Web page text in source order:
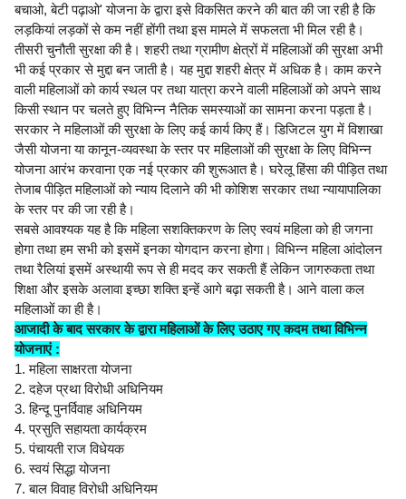
बचाओ, बेटी पढ़ाओ' योजना के द्वारा इसे विकसित करने की बात की जा रही है कि
लड़कियां लड़कों से कम नहीं होंगी तथा इस मामले में सफलता भी मिल रही है।
तीसरी चुनौती सुरक्षा की है। शहरी तथा ग्रामीण क्षेत्रों में महिलाओं की सुरक्षा अभी
भी कई प्रकार से मुद्दा बन जाती है। यह मुद्दा शहरी क्षेत्र में अधिक है। काम करने
वाली महिलाओं को कार्य स्थल पर तथा यात्रा करने वाली महिलाओं को अपने साथ
किसी स्थान पर चलते हुए विभिन्न नैतिक समस्याओं का सामना करना पड़ता है।
सरकार ने महिलाओं की सुरक्षा के लिए कई कार्य किए हैं। डिजिटल युग में विशाखा
जैसी योजना या कानून-व्यवस्था के स्तर पर महिलाओं की सुरक्षा के लिए विभिन्न
योजना आरंभ करवाना एक नई प्रकार की शुरूआत है। घरेलू हिंसा की पीड़ित तथा
तेजाब पीड़ित महिलाओं को न्याय दिलाने की भी कोशिश सरकार तथा न्यायापालिका
के स्तर पर की जा रही है।
सबसे आवश्यक यह है कि महिला सशक्तिकरण के लिए स्वयं महिला को ही जगना
होगा तथा हम सभी को इसमें इनका योगदान करना होगा। विभिन्न महिला आंदोलन
तथा रैलियां इसमें अस्थायी रूप से ही मदद कर सकती हैं लेकिन जागरुकता तथा
शिक्षा और इसके अलावा इच्छा शक्ति इन्हें आगे बढ़ा सकती है। आने वाला कल
महिलाओं का ही है।
आजादी के बाद सरकार के द्वारा महिलाओं के लिए उठाए गए कदम तथा विभिन्न
योजनाएं :
1. महिला साक्षरता योजना
2. दहेज प्रथा विरोधी अधिनियम
3. हिन्दू पुनर्विवाह अधिनियम
4. प्रसुति सहायता कार्यक्रम
5. पंचायती राज विधेयक
6. स्वयं सिद्धा योजना
7. बाल विवाह विरोधी अधिनियम